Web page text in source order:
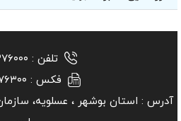
تلفن :
فکس :
آدرس : استان بوشهر ‏، عسلویه،